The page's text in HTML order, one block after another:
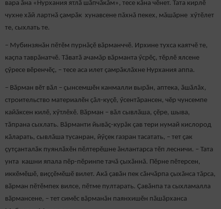
вара ӑна «Нурхания ятлӑ шӑпчӑкăм», тесе кăна чӗнет. Тата кирлӗ
чухне хӑй лартнӑ ҫамрӑк хунавсене пăхнă пекех, мăшăрне хӳтӗлет
те, сыхлать те.
– Мубинзянăн пӗтӗм пурнăçӗ вăрманччӗ. Ирхине тухса каятчӗ те,
каçпа таврăнатчӗ. Тӑватӑ ачамăр вӑрманта ӳсрӗç, тӗрлӗ ялсене
çӳресе вӗренчӗç, – тесе аса илет çамрăклăхне Нурхания аппа.
– Вӑрман вӗт вӑл – ҫынсемшӗн канмалли вырӑн, аптека, ӑшӑлăх,
строительство материалӗн çăл-куçӗ, ӳсентăрансен, чĕр чунсемпе
кайăксен килĕ, хӳтлĕхĕ. Вӑрман – вӑл сывлӑша, çӗре, шыва,
тӑпрана сыхлать. Вăрманти йывăç-курăк çав тери нумай кислород
кăларать, сывлăша тусанран, йӳçек газран тасатать, – тет ҫак
ҫутҫанталӑк пуянлӑхӗн пӗлтерӗшне ăнлантарса тӗп лесничи. – Тата
унта кашни япала пӗр-пӗринпе тачӑ ҫыхӑннă. Пӗрне пӗтерсен,
иккӗмӗшӗ, виҫҫӗмӗшӗ вилет. Акă çавӑн пек сӑнчӑрпа çыхăнса тăрса,
вӑрман пӗтӗмпех вилсе, пӗтме пултарать. Ҫавӑнпа та сыхламалла
вӑрмансене, – тет симӗс вăрманăн паянхишӗн пӑшӑрханса